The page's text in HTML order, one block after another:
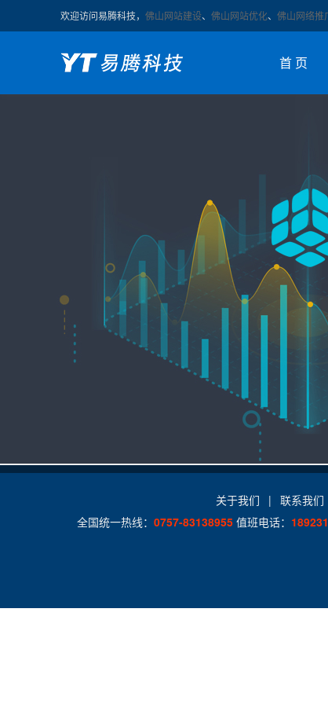
欢迎访问易腾科技， 佛山网站建设、 佛山网站优化、 佛山网络推
首 页
关于我们 | 联系我们
全国统一热线： 0757-83138955值班电话：